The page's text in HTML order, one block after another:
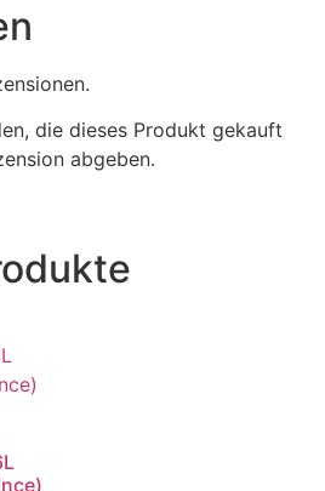
die dieses Produkt gekauft
abgeben.